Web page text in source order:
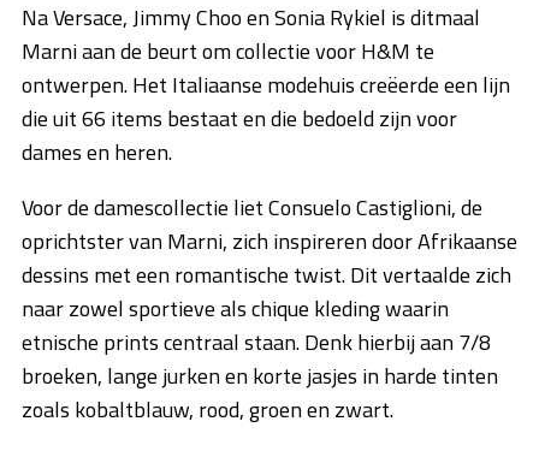
Na Versace, Jimmy Choo en Sonia Rykiel is ditmaal
Marni aan de beurt om collectie voor H&M te
ontwerpen. Het Italiaanse modehuis creëerde een lijn
die uit 66 items bestaat en die bedoeld zijn voor
dames en heren.
Voor de damescollectie liet Consuelo Castiglioni, de
oprichtster van Marni, zich inspireren door Afrikaanse
dessins met een romantische twist. Dit vertaalde zich
naar zowel sportieve als chique kleding waarin
etnische prints centraal staan. Denk hierbij aan 7/8
broeken, lange jurken en korte jasjes in harde tinten
zoals kobaltblauw, rood, groen en zwart.